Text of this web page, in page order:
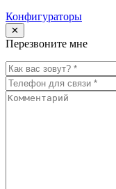
Конфигураторы
✕
Перезвоните мне